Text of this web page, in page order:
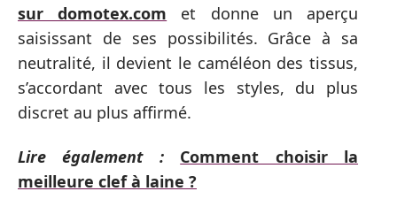
sur domotex.com et donne un aperçu
saisissant de ses possibilités. Grâce à sa
neutralité, il devient le caméléon des tissus,
s’accordant avec tous les styles, du plus
discret au plus affirmé.
Lire également :
Comment choisir la
meilleure clef à laine ?